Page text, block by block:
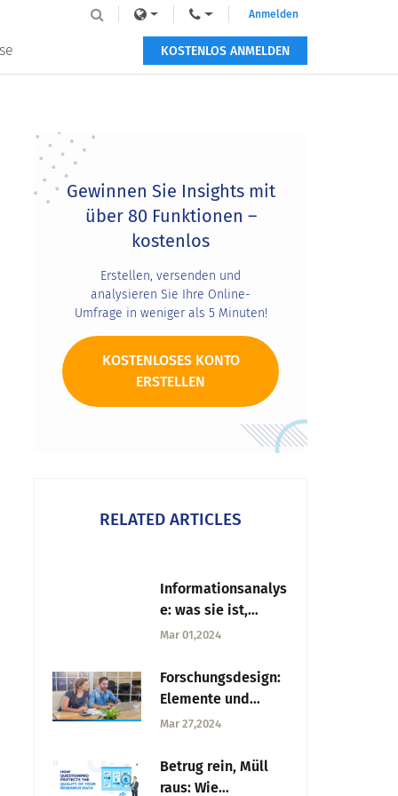
Anmelden
KOSTENLOS ANMELDEN
Primary
Sidebar
Gewinnen Sie Insights mit
über 80 Funktionen –
kostenlos
Erstellen, versenden und
analysieren Sie Ihre Online-
Umfrage in weniger als 5 Minuten!
KOSTENLOSES KONTO
ERSTELLEN
RELATED ARTICLES
Informationsanalys
e: was sie ist,
Phasen, Arten und
Mar 01,2024
Forschungsdesign:
Elemente und
Merkmale
Mar 27,2024
Betrug rein, Müll
raus: Wie